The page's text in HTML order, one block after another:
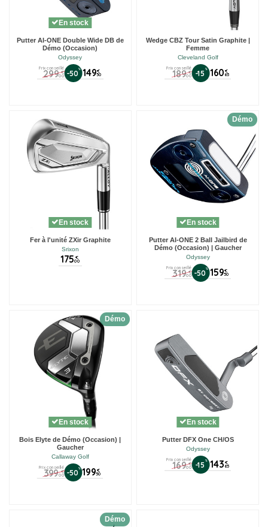
En stock
Putter AI-ONE Double Wide DB de
Démo (Occasion)
Odyssey
Prix conseillé
299 €
00 -50% 149 €
50
Wedge CBZ Tour Satin Graphite |
Femme
Cleveland Golf
Prix conseillé
189 €
00 -15 % 160 €
65
En stock
Fer à l'unité ZXir Graphite
Srixon
175 €
00
Démo
En stock
Putter AI-ONE 2 Ball Jailbird de
Démo (Occasion) | Gaucher
Odyssey
Prix conseillé
319 €
00 -50% 159 €
50
Démo
En stock
Bois Elyte de Démo (Occasion) |
Gaucher
Callaway Golf
Prix conseillé
399 €
00 -50% 199 €
50
En stock
Putter DFX One CH/OS
Odyssey
Prix conseillé
169 €
00 -15 % 143 €
65
Démo